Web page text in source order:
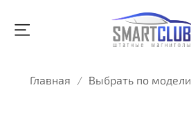
Главная Выбрать по модели